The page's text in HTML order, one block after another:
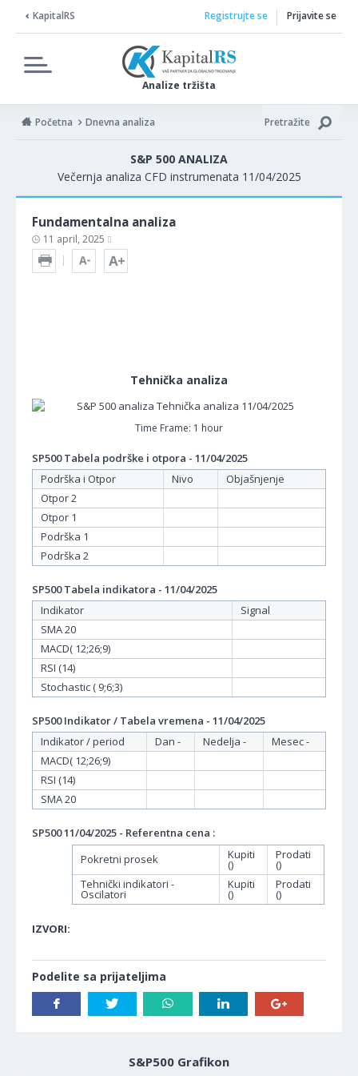
KapitalRS
Analize tržišta
Registrujte se Prijavite se
Početna Dnevna analiza Pretražite
S&P 500 ANALIZA
Večernja analiza CFD instrumenata 11/04/2025
Fundamentalna analiza
11 april, 2025
Tehnička analiza
Time Frame: 1 hour
SP500 Tabela podrške i otpora - 11/04/2025
Podrška i Otpor
Nivo
Objašnjenje
Otpor 2
Otpor 1
Podrška 1
Podrška 2
SP500 Tabela indikatora - 11/04/2025
Indikator
Signal
SMA 20
MACD( 12;26;9)
RSI (14)
Stochastic ( 9;6;3)
SP500 Indikator / Tabela vremena - 11/04/2025
Indikator / period
Dan - Nedelja -
Mesec -
MACD( 12;26;9)
RSI (14)
SMA 20
SP500 11/04/2025 - Referentna cena :
Pokretni prosek
Kupiti
()
Prodati
()
Tehnički indikatori -
Oscilatori
Kupiti
()
Prodati
()
IZVORI:
Podelite sa prijateljima
S&P500 Grafikon